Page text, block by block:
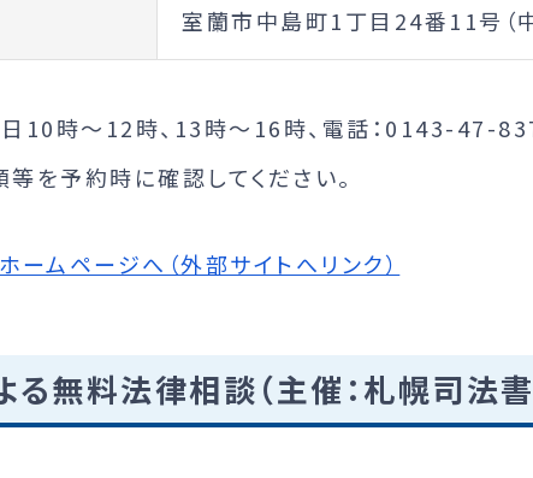
室蘭市中島町1丁目24番11号（
10時～12時、13時～16時、電話：0143-47-
を予約時に確認してください。
ムページへ（外部サイトへリンク）
る無料法律相談（主催：札幌司法書